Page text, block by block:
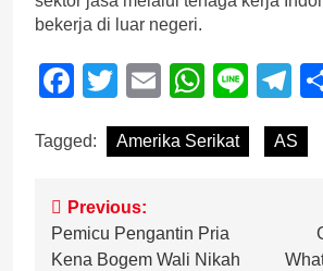
bekerja di luar negeri.
Facebook
Twitter
Email Line
Tagged: Amerika Serikat AS
Post
navigation
Previous:
Pemicu Pengantin Pria
Kena Bogem Wali Nikah